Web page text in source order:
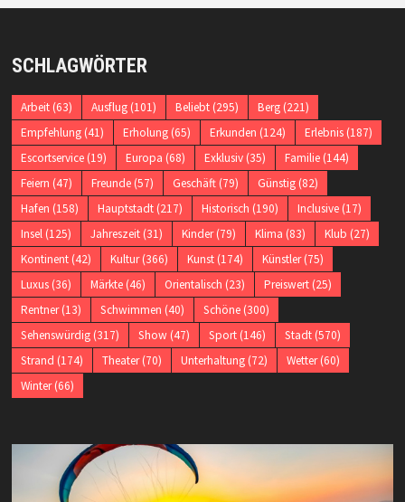
SCHLAGWÖRTER
Arbeit(63) Ausflug(101) Beliebt(295) Berg(221)
Empfehlung(41) Erholung(65) Erkunden (124) Erlebnis(187)
Escortservice(19) Europa (68) Exklusiv(35) Familie(144)
Feiern (47) Freunde(57) Geschäft(79) Günstig(82)
Hafen (158) Hauptstadt(217) Historisch (190) Inclusive(17)
Insel(125) Jahreszeit(31) Kinder(79) Klima (83) Klub (27)
Kontinent(42) Kultur(366) Kunst(174) Künstler(75)
Luxus(36) Märkte(46) Orientalisch (23) Preiswert(25)
Rentner(13) Schwimmen (40) Schöne(300)
Sehenswürdig(317) Show (47) Sport(146) Stadt(570)
Strand (174) Theater(70) Unterhaltung(72) Wetter(60)
Winter(66)